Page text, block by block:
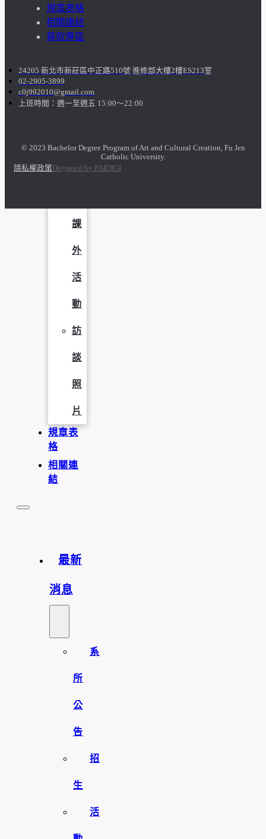
學
生
果
現
學
課
外
活
動
訪
談
照
片
規章表
格
相關連
結
最新
消息
系
所
公
告
招
生
活
規章表格
相關連結
募款專區
24205 新北市新莊區中正路510號 進修部大樓2樓ES213室
02-2905-3899
c0j992010@gmail.com
上班時間：週一至週五 15:00～22:00
© 2023 Bachelor Degree Program of Art and Cultural Creation, Fu Jen
Catholic University.
隱私權政策 Designed by PAIDIGI